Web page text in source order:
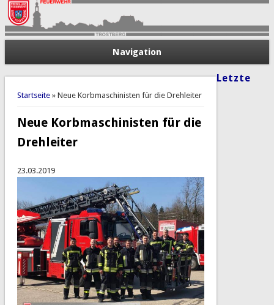
Navigation
Sie sind hier
Startseite» Neue Korbmaschinisten für die Drehleiter
Neue Korbmaschinisten für die
Drehleiter
23.03.2019
Letzte